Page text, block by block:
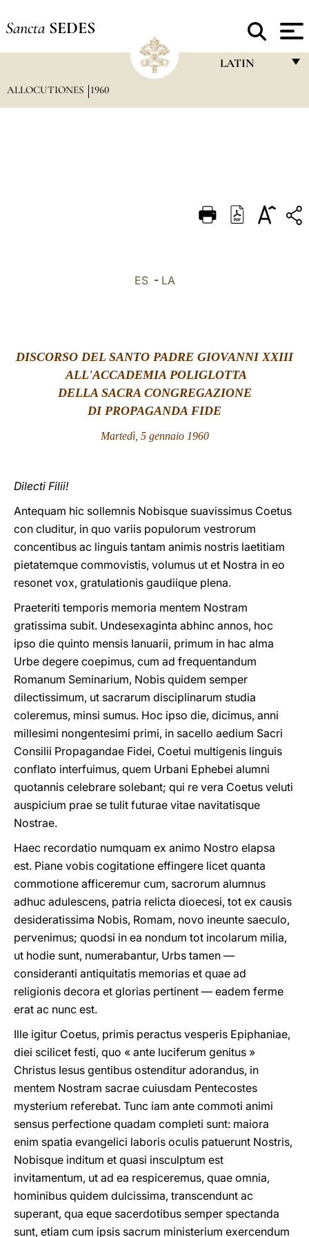
Sancta SEDES
LATIN
DEUTSCH
ALLOCUTIONES 1960
ES- LA
DISCORSO DEL SANTO PADRE GIOVANNI XXIII
ALL'ACCADEMIA POLIGLOTTA
DELLA SACRA CONGREGAZIONE
DI PROPAGANDA FIDE
Martedì, 5 gennaio 1960
Dilecti Filii!
Antequam hic sollemnis Nobisque suavissimus Coetus
con cluditur, in quo variis populorum vestrorum
concentibus ac linguis tantam animis nostris laetitiam
pietatemque commovistis, volumus ut et Nostra in eo
resonet vox, gratulationis gaudiique plena.
Praeteriti temporis memoria mentem Nostram
gratissima subit. Undesexaginta abhinc annos, hoc
ipso die quinto mensis Ianuarii, primum in hac alma
Urbe degere coepimus, cum ad frequentandum
Romanum Seminarium, Nobis quidem semper
dilectissimum, ut sacrarum disciplinarum studia
coleremus, minsi sumus. Hoc ipso die, dicimus, anni
millesimi nongentesimi primi, in sacello aedium Sacri
Consilii Propagandae Fidei, Coetui multigenis linguis
conflato interfuimus, quem Urbani Ephebei alumni
quotannis celebrare solebant; qui re vera Coetus veluti
auspicium prae se tulit futurae vitae navitatisque
Nostrae.
Haec recordatio numquam ex animo Nostro elapsa
est. Piane vobis cogitatione effingere licet quanta
commotione afficeremur cum, sacrorum alumnus
adhuc adulescens, patria relicta dioecesi, tot ex causis
desideratissima Nobis, Romam, novo ineunte saeculo,
pervenimus; quodsi in ea nondum tot incolarum milia,
ut hodie sunt, numerabantur, Urbs tamen —
consideranti antiquitatis memorias et quae ad
religionis decora et glorias pertinent — eadem ferme
erat ac nunc est.
Ille igitur Coetus, primis peractus vesperis Epiphaniae,
diei scilicet festi, quo « ante luciferum genitus »
Christus Iesus gentibus ostenditur adorandus, in
mentem Nostram sacrae cuiusdam Pentecostes
mysterium referebat. Tunc iam ante commoti animi
sensus perfectione quadam completi sunt: maiora
enim spatia evangelici laboris oculis patuerunt Nostris,
Nobisque inditum et quasi insculptum est
invitamentum, ut ad ea respiceremus, quae omnia,
hominibus quidem dulcissima, transcendunt ac
superant, qua eque sacerdotibus semper spectanda
sunt, etiam cum ipsis sacrum ministerium exercendum